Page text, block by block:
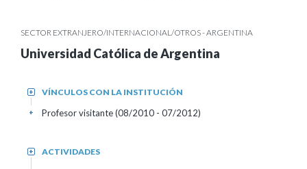
SECTOR EXTRANJERO/INTERNACIONAL/OTROS - ARGENTINA
Universidad Católica de Argentina
VÍNCULOS CON LA INSTITUCIÓN
+
Profesor visitante (08/2010 - 07/2012)
+
ACTIVIDADES
+